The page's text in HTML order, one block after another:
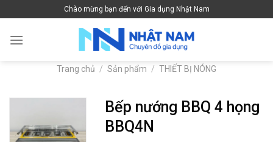
to
content
Chào mừng bạn đến với Gia dụng Nhật Nam
Trang chủ / Sản phẩm / THIẾT BỊ NÓNG
Bếp nướng BBQ 4 họng
BBQ4N